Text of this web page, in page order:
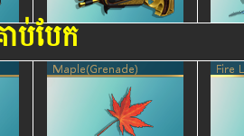
ាប់បែក